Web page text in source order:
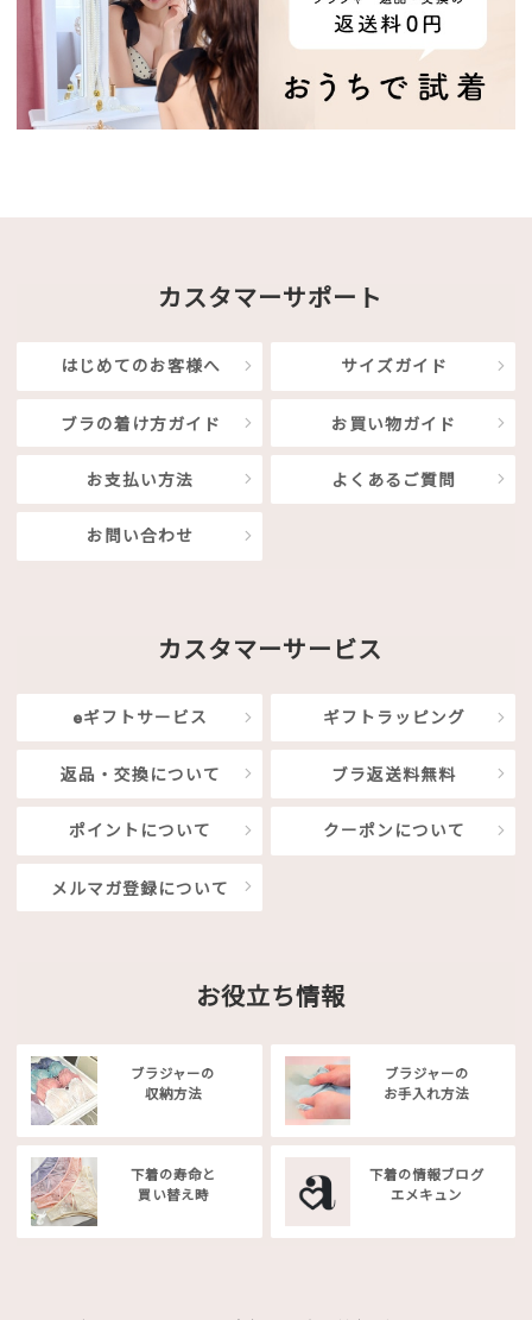
カスタマーサポート
はじめてのお客様へ サイズガイド
ブラの着け方ガイド お買い物ガイド
お支払い方法 よくあるご質問
お問い合わせ
カスタマーサービス
eギフトサービス ギフトラッピング
返品・交換について ブラ返送料無料
ポイントについて クーポンについて
メルマガ登録について
お役立ち情報
ブラジャーの
収納方法
ブラジャーの
お手入れ方法
下着の寿命と
買い替え時
下着の情報ブログ
エメキュン